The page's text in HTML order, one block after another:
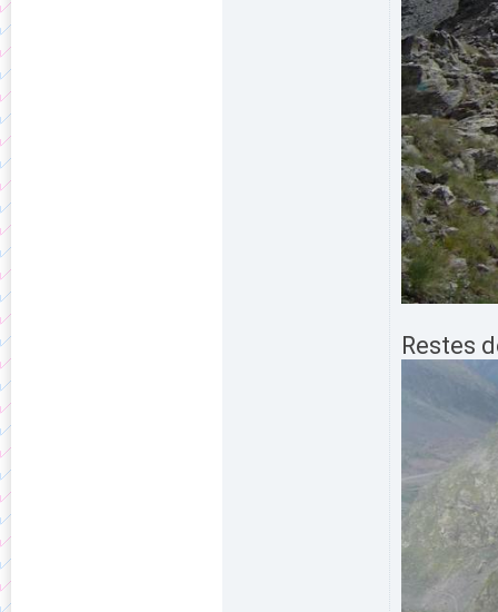
Restes